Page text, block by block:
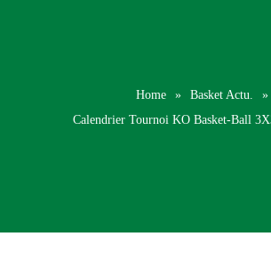
Home » Basket Actu.
»
Calendrier Tournoi KO Basket-Ball